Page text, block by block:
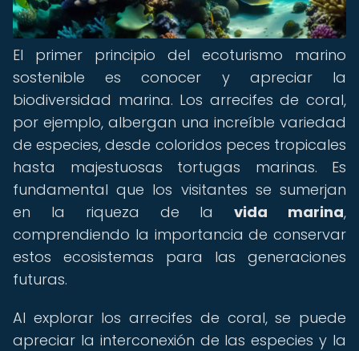
El primer principio del ecoturismo marino
sostenible es conocer y apreciar la
biodiversidad marina. Los arrecifes de coral,
por ejemplo, albergan una increíble variedad
de especies, desde coloridos peces tropicales
hasta majestuosas tortugas marinas. Es
fundamental que los visitantes se sumerjan
en la riqueza de lavida marina,
comprendiendo la importancia de conservar
estos ecosistemas para las generaciones
futuras.
Al explorar los arrecifes de coral, se puede
apreciar la interconexión de las especies y la